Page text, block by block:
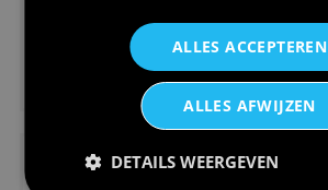
€24,95
ALLES ACCEPTEREN
ALLES AFWIJZEN
DETAILS WEERGEVEN